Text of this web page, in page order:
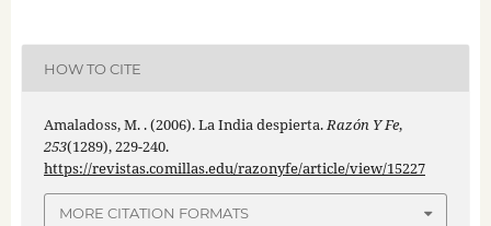
HOW TO CITE
Amaladoss, M. . (2006). La India despierta.Razón Y Fe,
253(1289), 229-240.
https://revistas.comillas.edu/razonyfe/article/view/15227
MORE CITATION FORMATS